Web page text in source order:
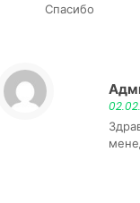
Спасибо